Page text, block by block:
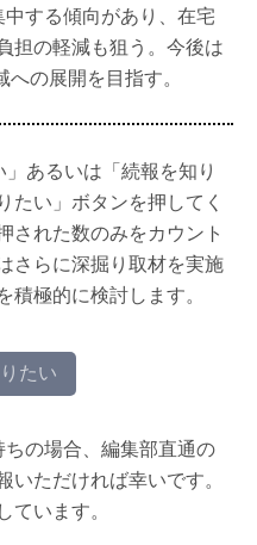
する傾向があり、在宅
担の軽減も狙う。今後は
の展開を目指す。
あるいは「続報を知り
たい」ボタンを押してく
された数のみをカウント
さらに深掘り取材を実施
極的に検討します。
たい
の場合、編集部直通の
ただければ幸いです。
います。